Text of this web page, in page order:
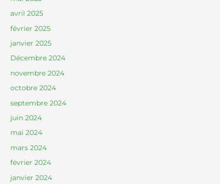
avril 2025
février 2025
janvier 2025
Décembre 2024
novembre 2024
octobre 2024
septembre 2024
juin 2024
mai 2024
mars 2024
février 2024
janvier 2024